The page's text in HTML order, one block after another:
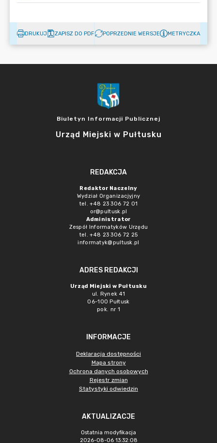
DRUKUJ ZAPISZ DO PDF POPRZEDNIE WERSJE METRYCZKA
Biuletyn Informacji Publicznej
Urząd Miejski w Pułtusku
REDAKCJA
Redaktor Naczelny
Wydział Organizacjyjny
tel. +48 23 306 72 01
or@pultusk.pl
Administrator
Zespół Informatyków Urzędu
tel. +48 23 306 72 25
informatyk@pultusk.pl
ADRES REDAKCJI
Urząd Miejski w Pułtusku
ul. Rynek 41
06-100 Pułtusk
pok. nr 1
INFORMACJE
Deklaracja dostępności
Mapa strony
Ochrona danych osobowych
Rejestr zmian
Statystyki odwiedzin
AKTUALIZACJE
Ostatnia modyfikacja
2026-08-06 13:32:08